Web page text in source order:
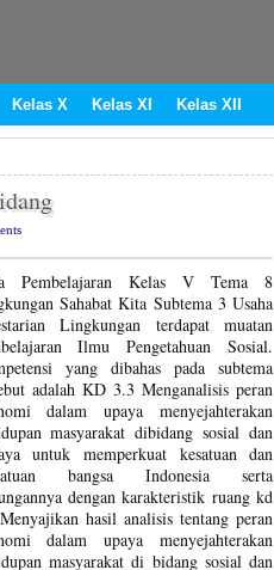
Kelas X Kelas XI Kelas XII
Pembelajaran Kelas V Tema 8
Sahabat Kita Subtema 3 Usaha
Lingkungan terdapat muatan
Ilmu Pengetahuan Sosial.
yang dibahas pada subtema
adalah KD 3.3 Menganalisis peran
dalam upaya menyejahterakan
masyarakat dibidang sosial dan
untuk memperkuat kesatuan dan
bangsa Indonesia serta
dengan karakteristik ruang kd
hasil analisis tentang peran
dalam upaya menyejahterakan
masyarakat di bidang sosial dan